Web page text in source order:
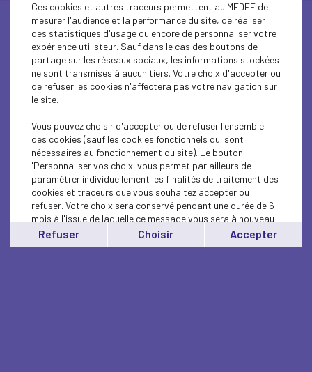
Ces cookies et autres traceurs permettent au MEDEF de
mesurer l'audience et la performance du site, de réaliser
des statistiques d'usage ou encore de personnaliser votre
expérience utilisteur. Sauf dans le cas des boutons de
partage sur les réseaux sociaux, les informations stockées
ne sont transmises à aucun tiers. Votre choix d'accepter ou
de refuser les cookies n'affectera pas votre navigation sur
le site.
Vous pouvez choisir d'accepter ou de refuser l'ensemble
des cookies (sauf les cookies fonctionnels qui sont
nécessaires au fonctionnement du site). Le bouton
'Personnaliser vos choix' vous permet par ailleurs de
paramétrer individuellement les finalités de traitement des
cookies et traceurs que vous souhaitez accepter ou
refuser. Votre choix sera conservé pendant une durée de 6
mois à l'issue de laquelle ce message vous sera à nouveau
affiché..
Vous pouvez modifier votre choix à tout moment en
Refuser Choisir Accepter